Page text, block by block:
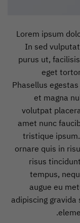
Lorem ipsum
In sed
purus ut,
eget
Phasellus
et magna
volutpat
amet nunc
tristique
ornare quis in
risus
tempus,
augue eu
adipiscing gravida